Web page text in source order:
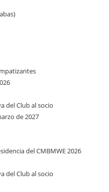
del Club al socio
de 2027
del CMBMWE 2026
del Club al socio